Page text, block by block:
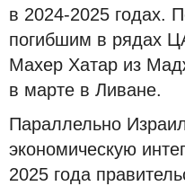
в 2024-2025 годах.
погибшим в рядах
Махер Хатар из
в марте в Ливане.
Параллельно
экономическую
2025 года